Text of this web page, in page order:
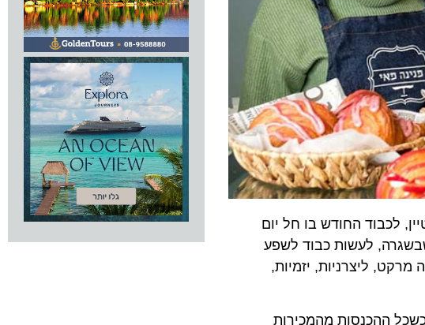
החודש בו חל יום
לעשות כבוד לשפע
ליצרניות, יזמיות,
ההכנסות מהמכירות